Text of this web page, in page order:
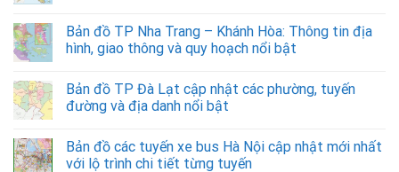
Bản đồ TP Nha Trang – Khánh Hòa: Thông tin địa
hình, giao thông và quy hoạch nổi bật
Bản đồ TP Đà Lạt cập nhật các phường, tuyến
đường và địa danh nổi bật
Bản đồ các tuyến xe bus Hà Nội cập nhật mới nhất
với lộ trình chi tiết từng tuyến